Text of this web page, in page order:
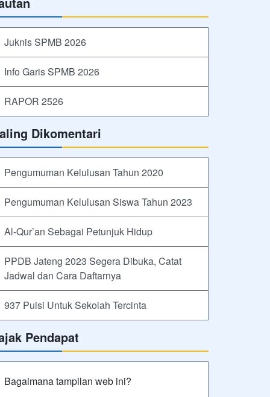
Juknis SPMB 2026
Info Garis SPMB 2026
RAPOR 2526
Dikomentari
Pengumuman Kelulusan Tahun 2020
Pengumuman Kelulusan Siswa Tahun 2023
Al-Qur’an Sebagai Petunjuk Hidup
PPDB Jateng 2023 Segera Dibuka, Catat
Jadwal dan Cara Daftarnya
937 Puisi Untuk Sekolah Tercinta
Pendapat
Bagaimana tampilan web ini?